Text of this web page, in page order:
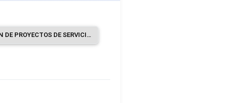
CONSTRUCCIÓN DE PROYECTOS DE SERVICIOS PÚBLICOS.